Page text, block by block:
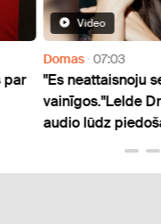
par
Video
Domas 07:03
"Es neattaisnoju
vainīgos."Lelde
audio lūdz